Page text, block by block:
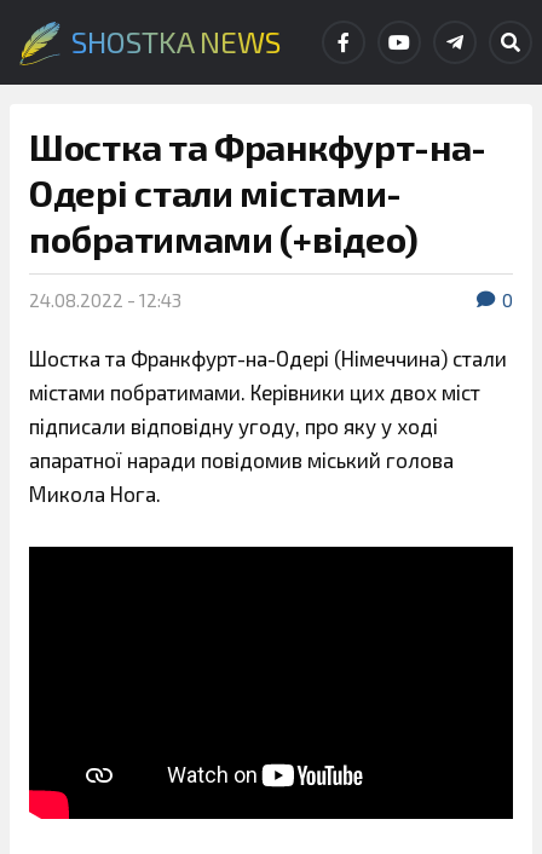
SHOSTKA NEWS
Шостка та Франкфурт-на-
Одері стали містами-
побратимами (+відео)
24.08.2022 - 12:43 0
Шостка та Франкфурт-на-Одері (Німеччина) стали
містами побратимами. Керівники цих двох міст
підписали відповідну угоду, про яку у ході
апаратної наради повідомив міський голова
Микола Нога.